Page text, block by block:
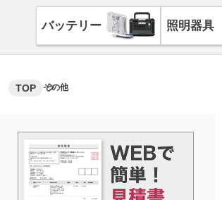
バッテリー 照明器具
TOP その他